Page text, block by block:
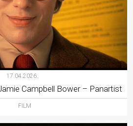
17.04.2026.
Campbell Bower – Panartist
FILM